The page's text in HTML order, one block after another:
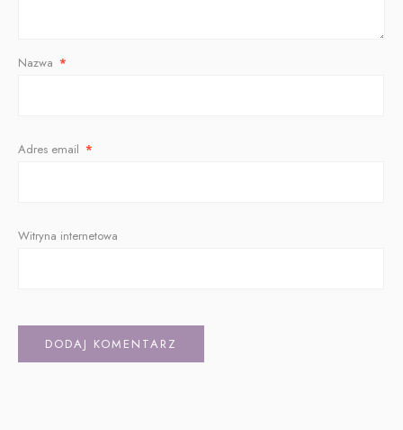
Nazwa *
Adres email *
Witryna internetowa